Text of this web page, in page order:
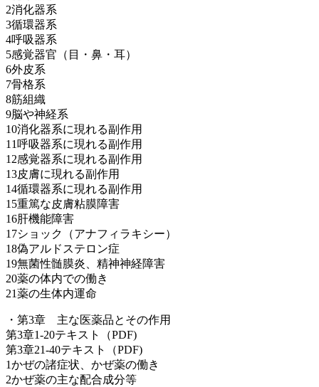
2消化器系
3循環器系
4呼吸器系
5感覚器官（目・鼻・耳）
6外皮系
7骨格系
8筋組織
9脳や神経系
10消化器系に現れる副作用
11呼吸器系に現れる副作用
12感覚器系に現れる副作用
13皮膚に現れる副作用
14循環器系に現れる副作用
15重篤な皮膚粘膜障害
16肝機能障害
17ショック（アナフィラキシー）
18偽アルドステロン症
19無菌性髄膜炎、精神神経障害
20薬の体内での働き
21薬の生体内運命
・第3章 主な医薬品とその作用
第3章1-20テキスト（PDF)
第3章21-40テキスト（PDF)
1かぜの諸症状、かぜ薬の働き
2かぜ薬の主な配合成分等